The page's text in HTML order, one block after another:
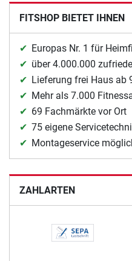
FITSHOP BIETET IHNEN
Europas Nr. 1 für
über 4.000.000
Lieferung frei Haus ab
Mehr als 7.000
69 Fachmärkte vor Ort
75 eigene
Montageservice
ZAHLARTEN